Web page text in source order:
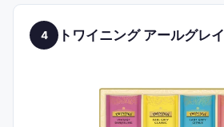
4 トワイニング アールグレイ